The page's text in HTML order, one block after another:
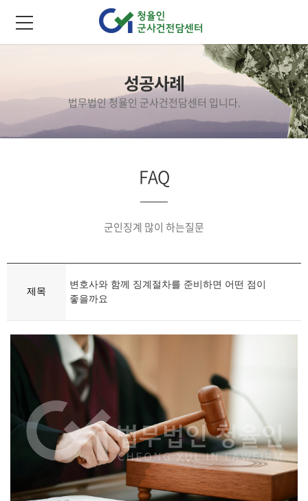
성공사례
법무법인 청율인 군사건전담센터 입니다.
FAQ
군인징계 많이 하는질문
제목
변호사와 함께 징계절차를 준비하면 어떤 점이
좋을까요